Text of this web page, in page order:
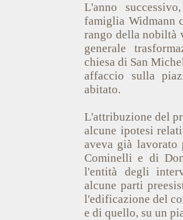
L'anno
famiglia Widmann
rango della nobiltà
generale
chiesa di San
affaccio sulla
abitato.
L'attribuzione del
alcune ipotesi
aveva già lavorato
Cominelli e di
l'entità degli
alcune parti
l'edificazione del
e di quello, su un